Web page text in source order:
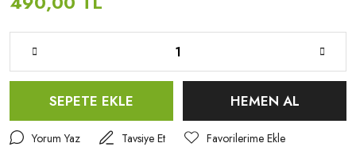
SEPETE EKLE HEMEN AL
Yorum Yaz Tavsiye Et